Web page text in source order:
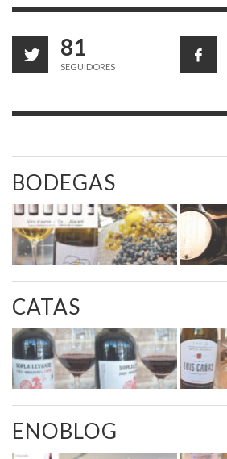
81
SEGUIDORES
BODEGAS
CATAS
ENOBLOG